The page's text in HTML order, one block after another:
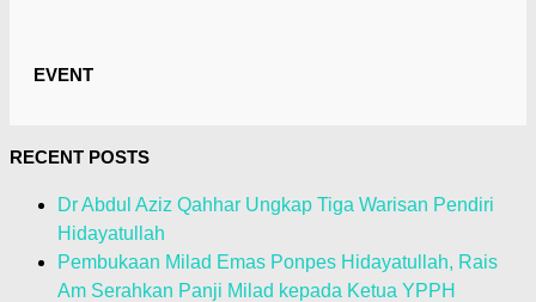
EVENT
RECENT POSTS
Dr Abdul Aziz Qahhar Ungkap Tiga Warisan Pendiri
Hidayatullah
Pembukaan Milad Emas Ponpes Hidayatullah, Rais
Am Serahkan Panji Milad kepada Ketua YPPH